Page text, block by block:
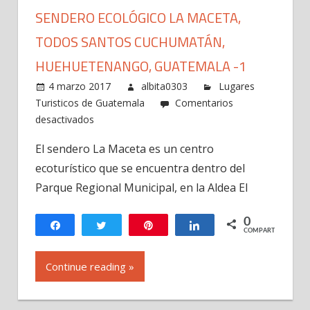
SENDERO ECOLÓGICO LA MACETA,
TODOS SANTOS CUCHUMATÁN,
HUEHUETENANGO, GUATEMALA -1
4 marzo 2017 albita0303
Lugares
Turisticos de Guatemala
Comentarios
desactivados
Ecológico
La
Maceta,
Santos
Cuchumatán,
Huehuetenango,
Guatemala
-1
El sendero La Maceta es un centro
ecoturístico que se encuentra dentro del
Parque Regional Municipal, en la Aldea El
Compartir Twittear Compartir
0
COMPARTIR
Continue reading »